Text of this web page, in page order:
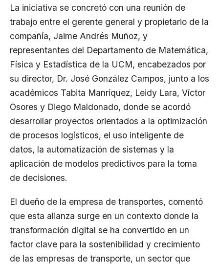
La iniciativa se concretó con una reunión de
trabajo entre el gerente general y propietario de la
compañía, Jaime Andrés Muñoz, y
representantes del Departamento de Matemática,
Física y Estadística de la UCM, encabezados por
su director, Dr. José González Campos, junto a los
académicos Tabita Manríquez, Leidy Lara, Víctor
Osores y Diego Maldonado, donde se acordó
desarrollar proyectos orientados a la optimización
de procesos logísticos, el uso inteligente de
datos, la automatización de sistemas y la
aplicación de modelos predictivos para la toma
de decisiones.
El dueño de la empresa de transportes, comentó
que esta alianza surge en un contexto donde la
transformación digital se ha convertido en un
factor clave para la sostenibilidad y crecimiento
de las empresas de transporte, un sector que